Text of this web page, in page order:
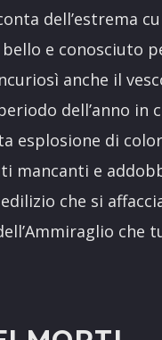
dell’estrema
e conosciuto
anche il
dell’anno in
esplosione di
mancanti e
che si
che